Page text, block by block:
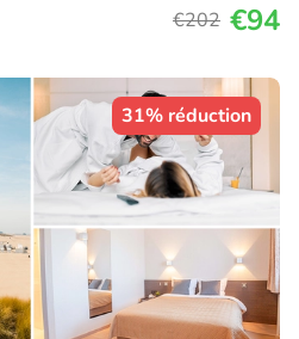
€202 €94
31% réduction